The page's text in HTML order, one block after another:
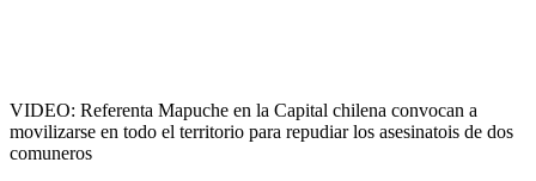
VIDEO: Referenta Mapuche en la Capital chilena convocan a
movilizarse en todo el territorio para repudiar los asesinatois de dos
comuneros